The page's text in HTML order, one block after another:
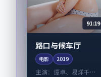
91:19
路口与候车厅
电影 2019
主演： 谭卓、易烊千玺